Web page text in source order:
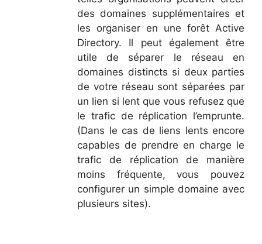
des domaines supplémentaires et
les organiser en une forêt Active
Directory. Il peut également être
utile de séparer le réseau en
domaines distincts si deux parties
de votre réseau sont séparées par
un lien si lent que vous refusez que
le trafic de réplication l’emprunte.
(Dans le cas de liens lents encore
capables de prendre en charge le
trafic de réplication de manière
moins fréquente, vous pouvez
configurer un simple domaine avec
plusieurs sites).